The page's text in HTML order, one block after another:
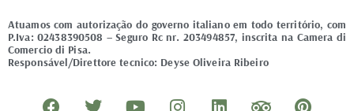
Atuamos com autorização do governo italiano em todo território, com
P.Iva: 02438390508 – Seguro Rc nr. 203494857, inscrita na Camera di
Comercio di Pisa.
Responsável/Direttore tecnico: Deyse Oliveira Ribeiro
F
T
Y
I
L
T
P